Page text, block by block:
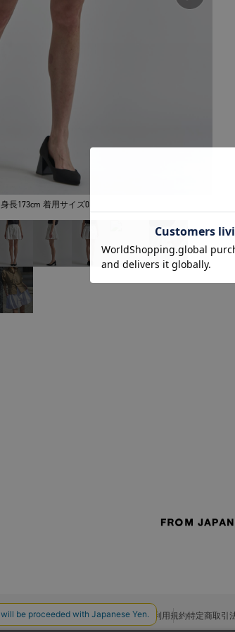
身長173cm 着用サイズ0
お問い合わせよくあるご質問ご利用規約特定商取引